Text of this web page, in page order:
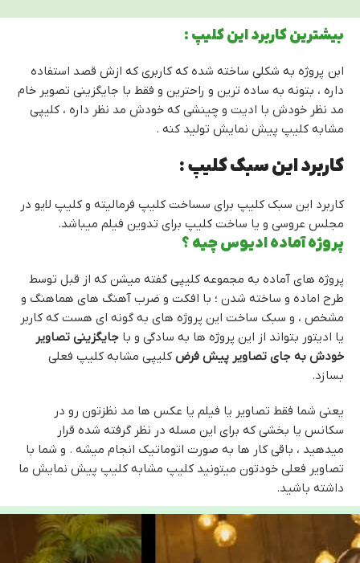
بیشترین کاربرد این کلیپ :
ابن پروژه به شکلی ساخته شده که کاربری که ازش قصد استفاده
داره ، بتونه به ساده ترین و راحترین و فقط با جایگزینی تصویر خام
مد نظر خودش با ادیت و چینشی که خودش مد نظر داره ، کلیپی
مشابه کلیپ پیش نمایش تولید کنه .
کاربرد این سبک کلیپ :
کاربرد این سبک کلیپ برای سساخت کلیپ فرمالیته و کلیپ لایو در
مجلس عروسی و یا ساخت کلیپ برای تدوین فیلم میباشد.
پروژه آماده ادیوس چیه ؟
پروژه های آماده به مجموعه کلیپی گفته میشن که از قبل توسط
طرح اماده و ساخته شدن ؛ با افکت و ضرب آهنگ های هماهنگ و
مشخص ، و سبک ساخت این پروژه های به گونه ای هست که کاربر
یا ادیتور بتواند از این پروژه ها به سادگی و با جایگزینی تصاویر
خودش به جای تصاویر پیش فرض کلیپی مشابه کلیپ فعلی
بسازد.
یعنی شما فقط تصاویر یا فیلم یا عکس ها مد نظزتون رو در
سکانس یا بخشی که برای این مسله در نظر گرفته شده قرار
میدهید ، باقی کار ها به صورت اتوماتیک انجام میشه . و شما با
تصاویر فعلی خودتون میتونید کلیپ مشابه کلیپ پیش نمایش ما
داشته باشید.